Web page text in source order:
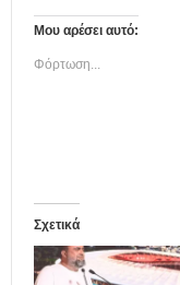
Μου αρέσει αυτό:
Φόρτωση...
Σχετικά